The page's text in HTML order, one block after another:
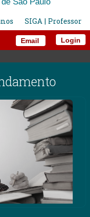
Email
SIGA | Professor
Login